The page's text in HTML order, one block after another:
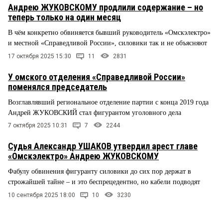
Андрею ЖУКОВСКОМУ продлили содержание – но
теперь только на один месяц
В чём конкретно обвиняется бывший руководитель «Омскэлектро»
и местной «Справедливой России», силовики так и не объясняют
17 октября 2025 15:30 11 2831
У омского отделения «Справедливой России»
поменялся председатель
Возглавлявший региональное отделение партии с конца 2019 года
Андрей ЖУКОВСКИЙ стал фигурантом уголовного дела
7 октября 2025 10:31 7 2244
Судья Александр УШАКОВ утвердил арест главе
«Омскэлектро» Андрею ЖУКОВСКОМУ
Фабулу обвинения фигуранту силовики до сих пор держат в
строжайшей тайне – и это беспрецедентно, но кабели подводят
10 сентября 2025 18:00 10 3230